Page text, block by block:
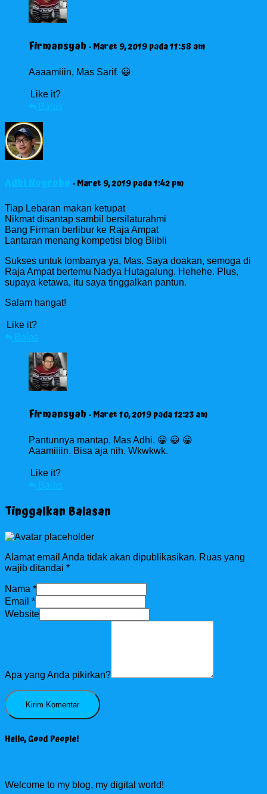
Firmansyah · Maret 9, 2019 pada 11:58 am
Aaaamiiin, Mas Sarif. 😀
Like it?
Balas
Adhi Nugroho · Maret 9, 2019 pada 1:42 pm
Tiap Lebaran makan ketupat
Nikmat disantap sambil bersilaturahmi
Bang Firman berlibur ke Raja Ampat
Lantaran menang kompetisi blog Blibli
Sukses untuk lombanya ya, Mas. Saya doakan, semoga di
Raja Ampat bertemu Nadya Hutagalung. Hehehe. Plus,
supaya ketawa, itu saya tinggalkan pantun.
Salam hangat!
Like it?
Balas
Firmansyah · Maret 10, 2019 pada 12:23 am
Pantunnya mantap, Mas Adhi. 😀 😀 😀
Aaamiiiin. Bisa aja nih. Wkwkwk.
Like it?
Balas
Tinggalkan Balasan
Alamat email Anda tidak akan dipublikasikan. Ruas yang
wajib ditandai *
Nama *
Email *
Website
Apa yang Anda pikirkan?
Hello, Good People!
Welcome to my blog, my digital world!